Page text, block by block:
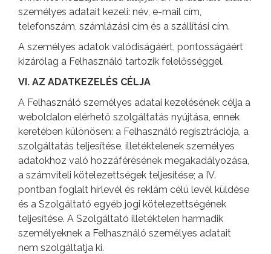
személyes adatait kezeli: név, e-mail cím,
telefonszám, számlázási cím és a szállítási cím.
A személyes adatok valódiságáért, pontosságáért
kizárólag a Felhasználó tartozik felelősséggel.
VI. AZ ADATKEZELÉS CÉLJA
A Felhasználó személyes adatai kezelésének célja a
weboldalon elérhető szolgáltatás nyújtása, ennek
keretében különösen: a Felhasználó regisztrációja, a
szolgáltatás teljesítése, illetéktelenek személyes
adatokhoz való hozzáférésének megakadályozása,
a számviteli kötelezettségek teljesítése; a IV.
pontban foglalt hírlevél és reklám célú levél küldése
és a Szolgáltató egyéb jogi kötelezettségének
teljesítése. A Szolgáltató illetéktelen harmadik
személyeknek a Felhasználó személyes adatait
nem szolgáltatja ki.